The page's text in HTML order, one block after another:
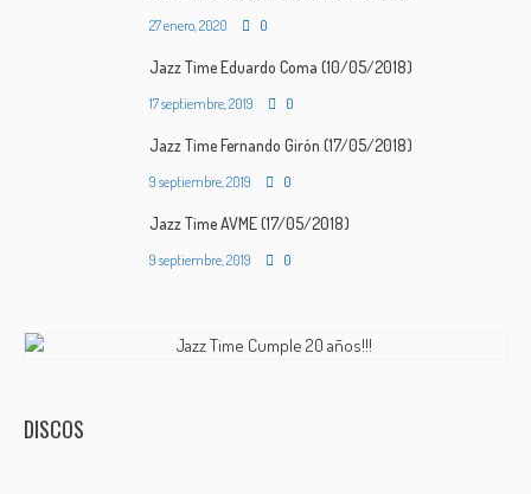
27 enero, 2020 0
Jazz Time Eduardo Coma (10/05/2018)
17 septiembre, 2019 0
Jazz Time Fernando Girón (17/05/2018)
9 septiembre, 2019 0
Jazz Time AVME (17/05/2018)
9 septiembre, 2019 0
DISCOS